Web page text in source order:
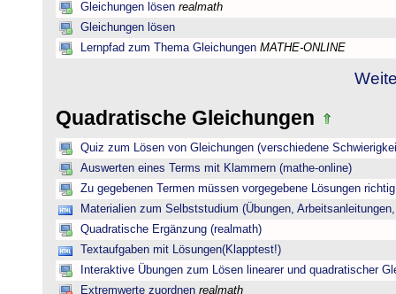
Gleichungen lösen realmath
Gleichungen lösen
Lernpfad zum Thema Gleichungen MATHE-ONLINE
Quadratische Gleichungen
Quiz zum Lösen von Gleichungen (verschiedene
Auswerten eines Terms mit Klammern (mathe-online)
Zu gegebenen Termen müssen vorgegebene Lösungen
Materialien zum Selbststudium (Übungen,
Quadratische Ergänzung (realmath)
Textaufgaben mit Lösungen(Klapptest!)
Interaktive Übungen zum Lösen linearer und quadratischer
Extremwerte zuordnen realmath